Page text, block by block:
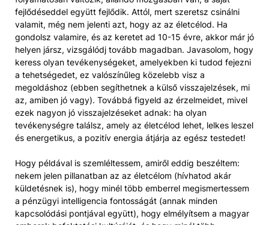
fejlődéseddel együtt fejlődik. Attól, mert szeretsz csinálni
valamit, még nem jelenti azt, hogy az az életcélod. Ha
gondolsz valamire, és az keretet ad 10-15 évre, akkor már jó
helyen jársz, vizsgálódj tovább magadban. Javasolom, hogy
keress olyan tevékenységeket, amelyekben ki tudod fejezni
a tehetségedet, ez valószínűleg közelebb visz a
megoldáshoz (ebben segíthetnek a külső visszajelzések, mi
az, amiben jó vagy). Továbbá figyeld az érzelmeidet, mivel
ezek nagyon jó visszajelzéseket adnak: ha olyan
tevékenységre találsz, amely az életcélod lehet, lelkes leszel
és energetikus, a pozitív energia átjárja az egész testedet!
Hogy példával is szemléltessem, amiről eddig beszéltem:
nekem jelen pillanatban az az életcélom (hívhatod akár
küldetésnek is), hogy minél több emberrel megismertessem
a pénzügyi intelligencia fontosságát (annak minden
kapcsolódási pontjával együtt), hogy elmélyítsem a magyar